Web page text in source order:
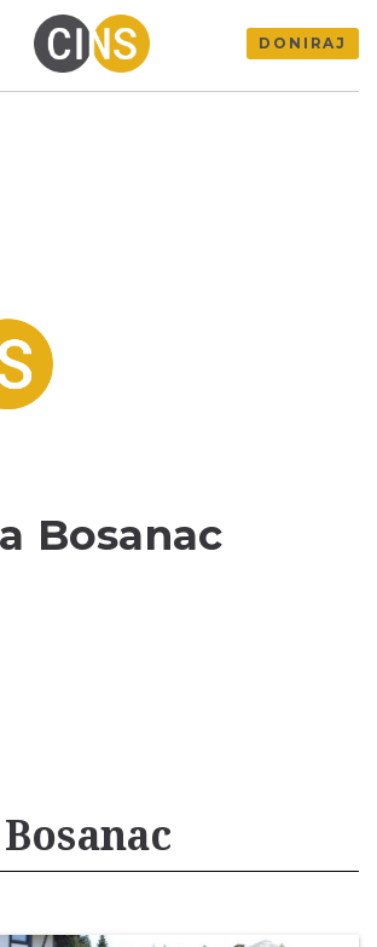
DONIRAJ
Bosanac